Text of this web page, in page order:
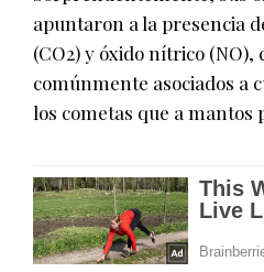
apuntaron a la presencia
(CO2) y óxido nítrico (NO),
comúnmente asociados a
los cometas que a mantos